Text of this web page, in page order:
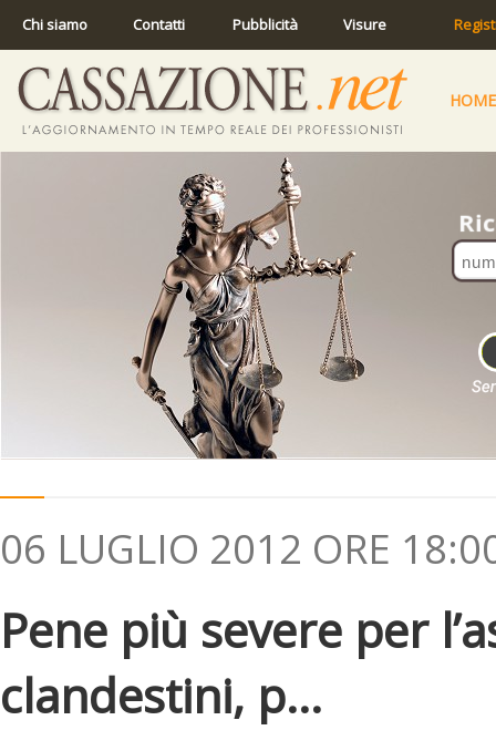
Chi siamo Contatti Pubblicità Visure
HOME
06 LUGLIO 2012 ORE
Pene più severe per
clandestini, p...